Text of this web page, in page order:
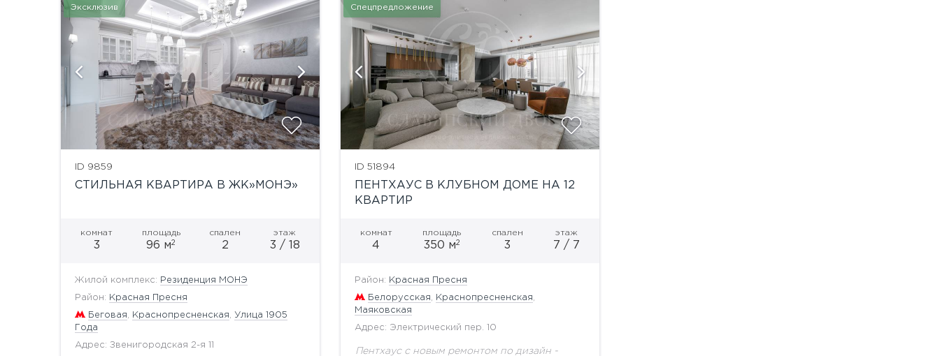
Эксклюзив
ID 9859
СТИЛЬНАЯ КВАРТИРА В ЖК»МОНЭ»
комнат
3
площадь
96 м2
спален
2
этаж
3 / 18
Жилой комплекс: Резиденция МОНЭ
Район: Красная Пресня
Беговая Краснопресненская
Улица 1905
Года
Адрес: Звенигородская 2-я 11
показать ещё 30 фотографий
Спецпредложение
ID 51894
ПЕНТХАУС В КЛУБНОМ ДОМЕ НА 12
КВАРТИР
комнат
4
площадь
350 м2
спален
3
этаж
7 / 7
Район: Красная Пресня
Белорусская Краснопресненская
Маяковская
Адрес: Электрический пер. 10
Пентхаус с новым ремонтом по дизайн -